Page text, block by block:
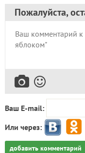
Пожалуйста,
Ваш E-mail:
Или через:
добавить комментарий